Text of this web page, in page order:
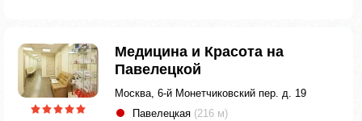
Медицина и Красота на
Павелецкой
Москва, 6-й Монетчиковский пер. д. 19
Павелецкая (216 м)